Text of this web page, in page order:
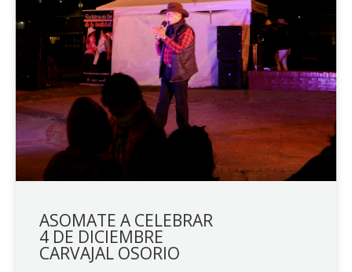
ASOMATE A CELEBRAR
4 DE DICIEMBRE
CARVAJAL OSORIO